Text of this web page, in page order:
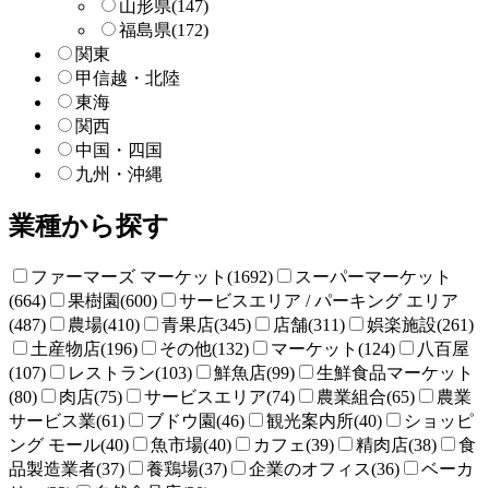
山形県(147)
福島県(172)
関東
甲信越・北陸
東海
関西
中国・四国
九州・沖縄
業種から探す
ファーマーズ マーケット(1692)
スーパーマーケット
(664)
果樹園(600)
サービスエリア / パーキング エリア
(487)
農場(410) 青果店(345) 店舗(311)
娯楽施設(261)
土産物店(196)
その他(132) マーケット(124)
八百屋
(107)
レストラン(103) 鮮魚店(99)
生鮮食品マーケット
(80)
肉店(75) サービスエリア(74) 農業組合(65)
農業
サービス業(61)
ブドウ園(46) 観光案内所(40)
ショッピ
ング モール(40)
魚市場(40) カフェ(39) 精肉店(38)
食
品製造業者(37)
養鶏場(37) 企業のオフィス(36)
ベーカ